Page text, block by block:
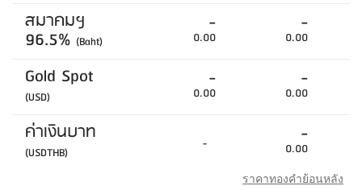
สมาคมฯ
96.5% (Baht)
-
0.00
-
0.00
Gold Spot
(USD)
-
0.00
-
0.00
ค่าเงินบาท
(USDTHB) - -
0.00
ราคาทองคำย้อนหลัง